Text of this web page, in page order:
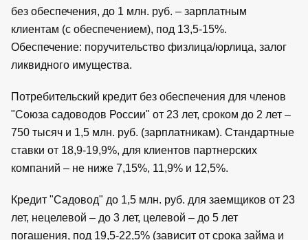
без обеспечения, до 1 млн. руб. – зарплатным
клиентам (с обеспечением), под 13,5-15%.
Обеспечение: поручительство физлица/юрлица, залог
ликвидного имущества.
Потребительский кредит без обеспечения для членов
"Союза садоводов России" от 23 лет, сроком до 2 лет –
750 тысяч и 1,5 млн. руб. (зарплатникам). Стандартные
ставки от 18,9-19,9%, для клиентов партнерских
компаний – не ниже 7,15%, 11,9% и 12,5%.
Кредит "Садовод" до 1,5 млн. руб. для заемщиков от 23
лет, нецелевой – до 3 лет, целевой – до 5 лет
погашения, под 19,5-22,5% (зависит от срока займа и